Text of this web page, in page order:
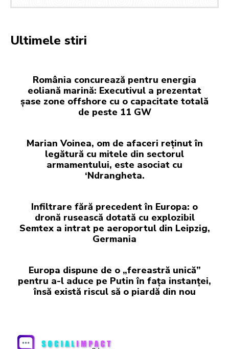
Ultimele stiri
România concurează pentru energia
eoliană marină: Executivul a prezentat
șase zone offshore cu o capacitate totală
de peste 11 GW
Marian Voinea, om de afaceri reținut în
legătură cu mitele din sectorul
armamentului, este asociat cu
‘Ndrangheta.
Infiltrare fără precedent în Europa: o
dronă rusească dotată cu explozibil
Semtex a intrat pe aeroportul din Leipzig,
Germania
Europa dispune de o „fereastră unică”
pentru a-l aduce pe Putin în fața instanței,
însă există riscul să o piardă din nou